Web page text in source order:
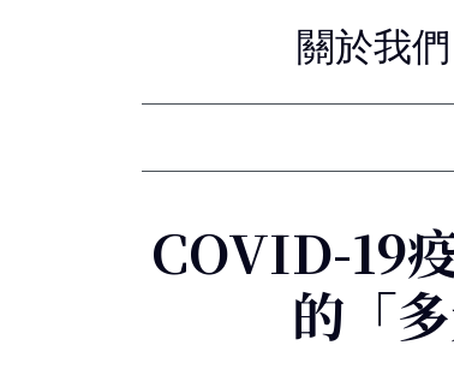
關於我們
COVID-19
的「